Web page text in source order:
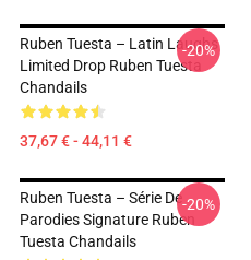
Ruben Tuesta – Latin Laughs
Limited Drop Ruben Tuesta
Chandails
37,67 € - 44,11 €
-20%
Ruben Tuesta – Série De
Parodies Signature Ruben
Tuesta Chandails
-20%